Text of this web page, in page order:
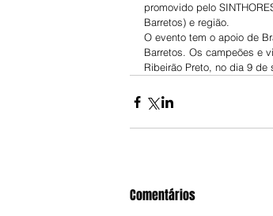
promovido pelo
Barretos) e região.
O evento tem o apoio de
Barretos. Os campeões e
Ribeirão Preto, no dia 9
Comentários